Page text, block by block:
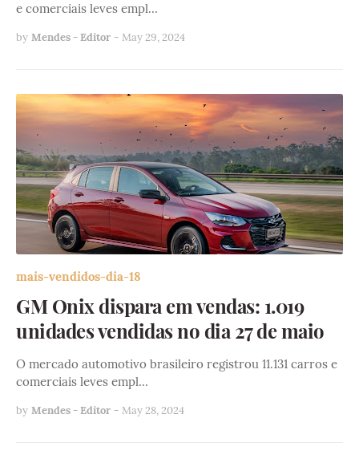
e comerciais leves empl…
by Mendes - Editor - May 29, 2024
mais-vendidos-dia-18
GM Onix dispara em vendas: 1.019
unidades vendidas no dia 27 de maio
O mercado automotivo brasileiro registrou 11.131 carros e
comerciais leves empl…
by Mendes - Editor - May 28, 2024